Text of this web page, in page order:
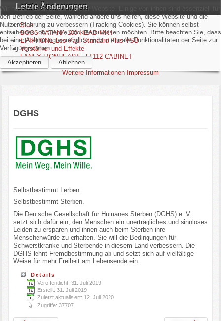
Datenschutzerklärung
Links
Gästebuch
Letzte Änderungen
Blue
BOSS KATANA 100 HEAD MKII
EPIPHONE Les Paul Standard Plus VSB
Verstärker und Effekte
LANEY LIONHEART - LT112 CABINET
DGHS
Selbstbestimmt Lerben.
Selbstbestimmt Sterben.
Die Deutsche Gesellschaft für Humanes Sterben (DGHS) e. V.
setzt sich dafür ein, den Menschen ein unerträgliches und sinnloses
Leiden zu ersparen und ihnen auch beim Sterben ihre
Menschenwürde zu erhalten. Sie will die Bedingungen für
Schwerstkranke und Sterbende in diesem Land verbessern. Die
DGHS lehnt Fremdbestimmung ab und setzt sich auf vielfältige
Weise für mehr Freiheit am Lebensende ein.
Details
Veröffentlicht: 31. Juli 2019
Erstellt: 31. Juli 2019
Zuletzt aktualisiert: 12. Juli 2020
Zugriffe: 37707
Wir nutzen Cookies auf unserer Website. Einige von ihnen sind essenziell für
den Betrieb der Seite, während andere uns helfen, diese Website und die
Nutzererfahrung zu verbessern (Tracking Cookies). Sie können selbst
entscheiden, ob Sie die Cookies zulassen möchten. Bitte beachten Sie, dass
bei einer Ablehnung womöglich nicht mehr alle Funktionalitäten der Seite zur
Verfügung stehen.
Akzeptieren
Ablehnen
Weitere Informationen Impressum